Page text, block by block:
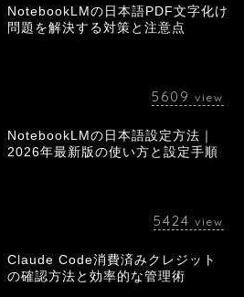
NotebookLMの日本語PDF文字化け
問題を解決する対策と注意点
5609 view
NotebookLMの日本語設定方法｜
2026年最新版の使い方と設定手順
5424 view
Claude Code消費済みクレジット
の確認方法と効率的な管理術
会社概要
採用情報